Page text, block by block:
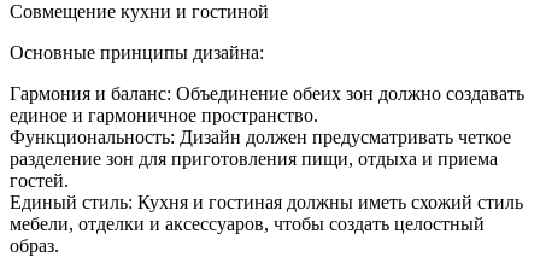
с
Совмещение кухни и гостиной
Основные принципы дизайна:
Гармония и баланс: Объединение обеих зон должно создавать
единое и гармоничное пространство.
Функциональность: Дизайн должен предусматривать четкое
разделение зон для приготовления пищи, отдыха и приема
гостей.
Единый стиль: Кухня и гостиная должны иметь схожий стиль
мебели, отделки и аксессуаров, чтобы создать целостный
образ.